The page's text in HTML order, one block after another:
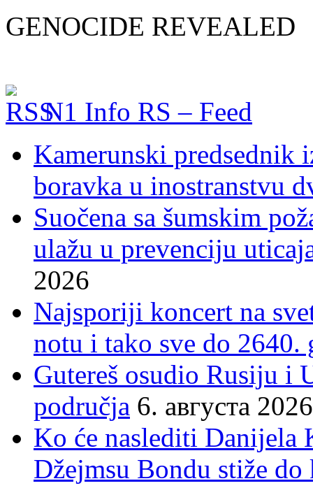
GENOCIDE REVEALED
N1 Info RS – Feed
Kamerunski predsednik
boravka u inostranstvu
Suočena sa šumskim
ulažu u prevenciju
2026
Najsporiji koncert na
notu i tako sve do 2640.
Gutereš osudio Rusiju i
područja 6. августа 2026
Ko će naslediti Danijela
Džejmsu Bondu stiže do